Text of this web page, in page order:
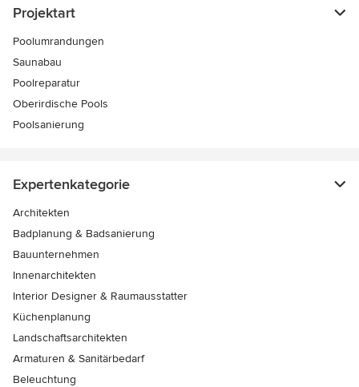
Projektart
Poolumrandungen
Saunabau
Poolreparatur
Oberirdische Pools
Poolsanierung
Expertenkategorie
Architekten
Badplanung & Badsanierung
Bauunternehmen
Innenarchitekten
Interior Designer & Raumausstatter
Küchenplanung
Landschaftsarchitekten
Armaturen & Sanitärbedarf
Beleuchtung